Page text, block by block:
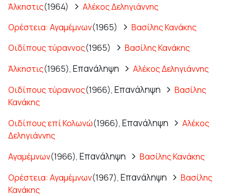
Άλκηστις(1964)
Αλέκος Δεληγιάννης
Ορέστεια: Αγαμέμνων(1965)
Βασίλης Κανάκης
Οιδίπους τύραννος(1965)
Βασίλης Κανάκης
Άλκηστις(1965), Επανάληψη
Αλέκος Δεληγιάννης
Οιδίπους τύραννος(1966), Επανάληψη
Βασίλης
Κανάκης
Οιδίπους επί Κολωνώ(1966), Επανάληψη
Αλέκος
Δεληγιάννης
Αγαμέμνων(1966), Επανάληψη
Βασίλης Κανάκης
Ορέστεια: Αγαμέμνων(1967), Επανάληψη
Βασίλης
Κανάκης